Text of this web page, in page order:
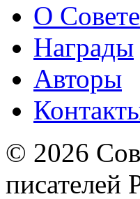
О Совете
Награды
Авторы
© 2026
писателей